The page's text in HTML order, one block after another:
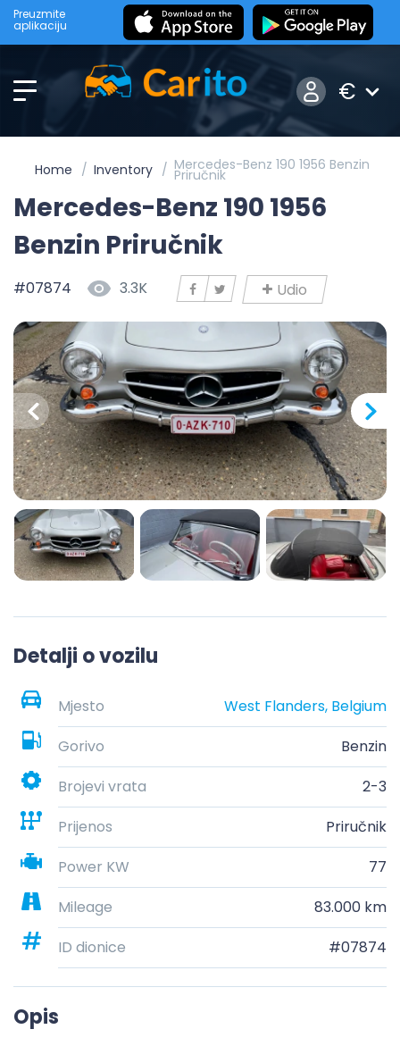
Preuzmite
aplikaciju
€
Home Inventory Mercedes-Benz 190 1956 Benzin
Priručnik
Mercedes-Benz 190 1956
Benzin Priručnik
#07874 3.3K Udio
Detalji o vozilu
Mjesto
West Flanders, Belgium
Gorivo
Benzin
Brojevi vrata
2-3
Prijenos
Priručnik
Power KW
77
Mileage
83.000 km
ID dionice
#07874
Opis